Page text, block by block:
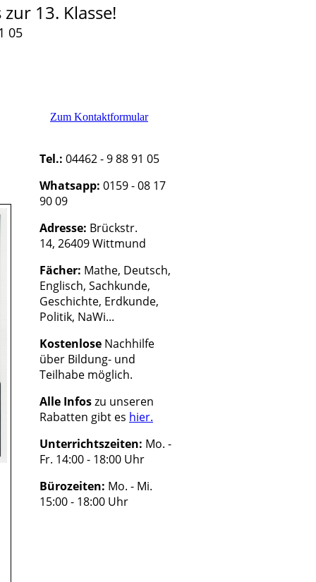
13. Klasse!
05
Zum Kontaktformular
Tel.: 04462 - 9 88 91 05
Whatsapp: 0159 - 08 17
90 09
Adresse: Brückstr.
14, 26409 Wittmund
Fächer: Mathe, Deutsch,
Englisch, Sachkunde,
Geschichte, Erdkunde,
Politik, NaWi...
Kostenlose Nachhilfe
über Bildung- und
Teilhabe möglich.
Alle Infoszu unseren
Rabatten gibt es hier.
Unterrichtszeiten: Mo. -
Fr. 14:00 - 18:00 Uhr
Bürozeiten: Mo. - Mi.
15:00 - 18:00 Uhr